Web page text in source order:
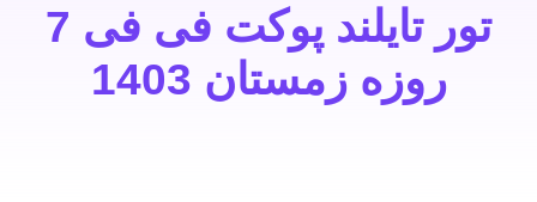
تور تایلند پوکت فی فی 7
روزه زمستان 1403